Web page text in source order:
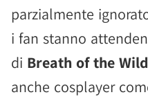
parzialmente
i fan stanno
di Breath of the Wild
anche cosplayer